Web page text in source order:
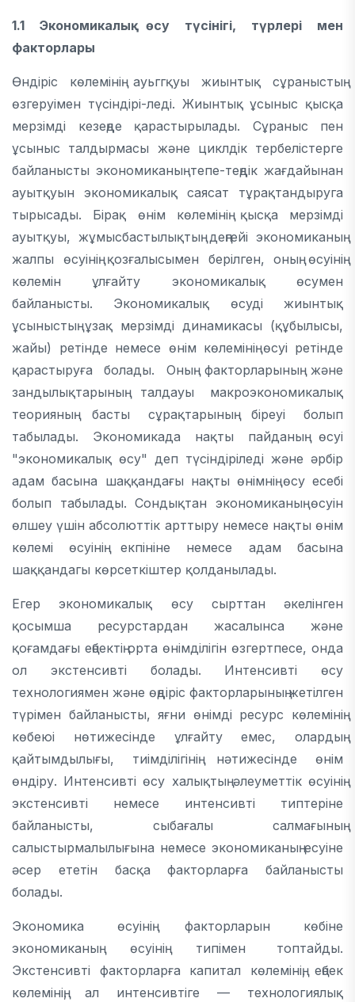
1.1 Экономикалық өсу түсінігі, түрлері мен
факторлары
Өндіріс көлемінің ауьггқуы жиынтық сұраныстың
өзгеруімен түсіндірі-леді. Жиынтық ұсыныс қысқа
мерзімді кезеңде қарастырылады. Сұраныс пен
ұсыныс талдырмасы және циклдік тербелістерге
байланысты экономиканың тепе-теңдік жағдайынан
ауытқуын экономикалық саясат тұрақтандыруга
тырысады. Бірақ өнім көлемінің қысқа мерзімді
ауытқуы, жұмысбастылықтың деңгейі экономиканың
жалпы өсуінің қозғалысымен берілген, оның өсуінің
көлемін ұлғайту экономикалық өсумен
байланысты. Экономикалық өсуді жиынтық
ұсыныстың ұзақ мерзімді динамикасы (құбылысы,
жайы) ретінде немесе өнім көлемінің өсуі ретінде
қарастыруға болады. Оның факторларының және
зандылықтарының талдауы макроэкономикалық
теорияның басты сұрақтарының біреуі болып
табылады. Экономикада нақты пайданың өсуі
"экономикалық өсу" деп түсіндіріледі және әрбір
адам басына шаққандағы нақты өнімнің өсу есебі
болып табылады. Сондықтан экономиканың өсуін
өлшеу үшін абсолюттік арттыру немесе нақты өнім
көлемі өсуінің екпініне немесе адам басына
шаққандагы көрсеткіштер қолданылады.
Егер экономикалық өсу сырттан әкелінген
қосымша ресурстардан жасалынса және
қоғамдағы еңбектің орта өнімділігін өзгертпесе, онда
ол экстенсивті болады. Интенсивті өсу
технологиямен және өңдіріс факторларының жетілген
түрімен байланысты, яғни өнімді ресурс көлемінің
көбеюі нөтижесінде ұлғайту емес, олардың
қайтымдылығы, тиімділігінің нәтижесінде өнім
өндіру. Интенсивті өсу халықтың әлеуметтік өсуінің
экстенсивті немесе интенсивті типтеріне
байланысты, сыбағалы салмағының
салыстырмалылығына немесе экономиканың есуіне
әсер ететін басқа факторларға байланысты
болады.
Экономика өсуінің факторларын көбіне
экономиканың өсуінің типімен топтайды.
Экстенсивті факторларға капитал көлемінің, еңбек
көлемінің, ал интенсивтіге — технологиялық